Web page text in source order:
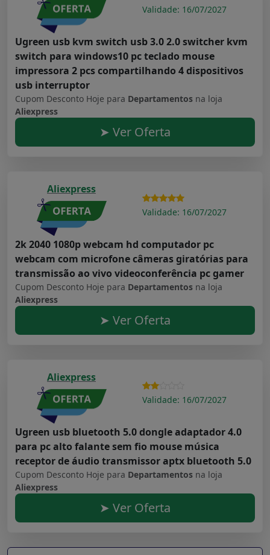
Validade: 16/07/2027
Ugreen usb kvm switch usb 3.0 2.0 switcher kvm
switch para windows10 pc teclado mouse
impressora 2 pcs compartilhando 4 dispositivos
usb interruptor
Cupom Desconto Hoje para Departamentos na loja
Aliexpress
➤ Ver Oferta
Aliexpress
Validade: 16/07/2027
2k 2040 1080p webcam hd computador pc
webcam com microfone câmeras giratórias para
transmissão ao vivo videoconferência pc gamer
Cupom Desconto Hoje para Departamentos na loja
Aliexpress
➤ Ver Oferta
Aliexpress
Validade: 16/07/2027
Ugreen usb bluetooth 5.0 dongle adaptador 4.0
para pc alto falante sem fio mouse música
receptor de áudio transmissor aptx bluetooth 5.0
Cupom Desconto Hoje para Departamentos na loja
Aliexpress
➤ Ver Oferta